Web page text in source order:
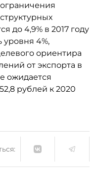
до 4,9% в 2017 году
уровня 4%,
ориентира
от экспорта в
ожидается
рублей к 2020